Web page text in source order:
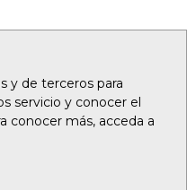
y de terceros para
servicio y conocer el
conocer más, acceda a